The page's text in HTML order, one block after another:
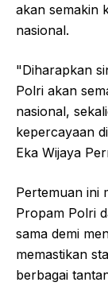
akan semakin
nasional.
"Diharapkan
Polri akan
nasional,
kepercayaan
Eka Wijaya
Pertemuan ini
Propam Polri
sama demi
memastikan
berbagai